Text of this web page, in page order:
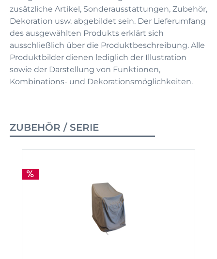
zusätzliche Artikel, Sonderausstattungen, Zubehör,
Dekoration usw. abgebildet sein. Der Lieferumfang
des ausgewählten Produkts erklärt sich
ausschließlich über die Produktbeschreibung. Alle
Produktbilder dienen lediglich der Illustration
sowie der Darstellung von Funktionen,
Kombinations- und Dekorationsmöglichkeiten.
ZUBEHÖR / SERIE